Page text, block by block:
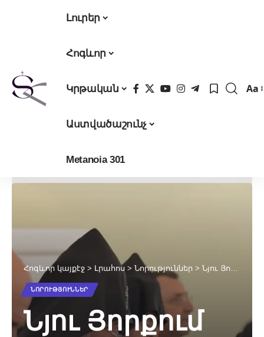
Լուրեր
Հոգևոր
Կրթական
Աստվածաշունչ
Metanoia 301
Aa
Հոգևոր կայքէջ > Լրահոս > Նորություններ > Նյու Յորքում տեղի ունեցավ Գերագույն հոգևոր խորհրդի ժողովը
ՆՈՐՈՒԹՅՈՒՆՆԵՐ
Նյու Յորքում